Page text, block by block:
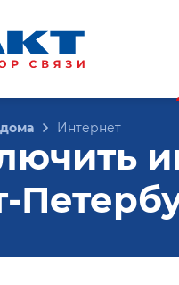
Интернет